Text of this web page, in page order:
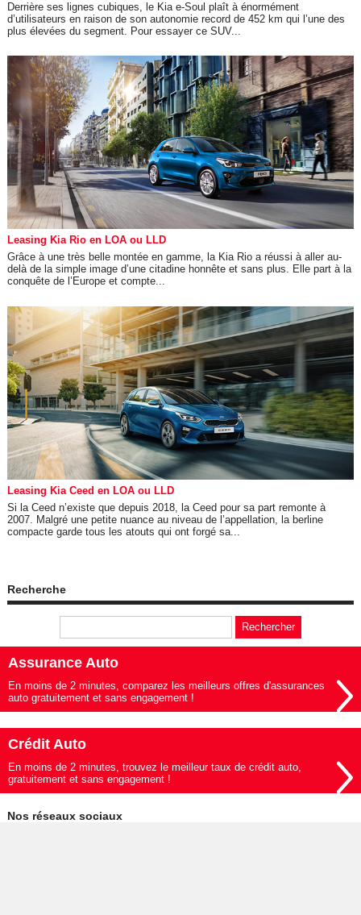
Derrière ses lignes cubiques, le Kia e-Soul plaît à énormément
d’utilisateurs en raison de son autonomie record de 452 km qui l’une des
plus élevées du segment. Pour essayer ce SUV...
Leasing Kia Rio en LOA ou LLD
Grâce à une très belle montée en gamme, la Kia Rio a réussi à aller au-
delà de la simple image d’une citadine honnête et sans plus. Elle part à la
conquête de l’Europe et compte...
Leasing Kia Ceed en LOA ou LLD
Si la Ceed n’existe que depuis 2018, la Ceed pour sa part remonte à
2007. Malgré une petite nuance au niveau de l’appellation, la berline
compacte garde tous les atouts qui ont forgé sa...
Recherche
Assurance Auto
En moins de 2 minutes, comparez les meilleurs offres d'assurances
auto gratuitement et sans engagement !
Crédit Auto
En moins de 2 minutes, trouvez le meilleur taux de crédit auto,
gratuitement et sans engagement !
Nos réseaux sociaux